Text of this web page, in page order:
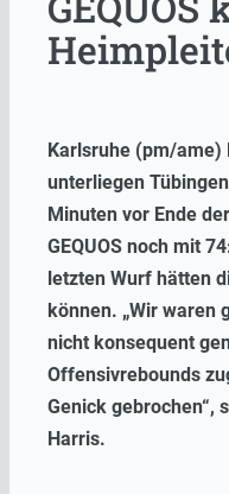
Karlsruhe (pm/ame)
unterliegen
Minuten vor Ende
GEQUOS noch mit
letzten Wurf hätten
können. „Wir waren
nicht konsequent
Offensivrebounds
Genick gebrochen“,
Harris.